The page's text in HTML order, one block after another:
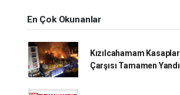
En Çok Okunanlar
Kızılcahamam Kasaplar
Çarşısı Tamamen Yandı